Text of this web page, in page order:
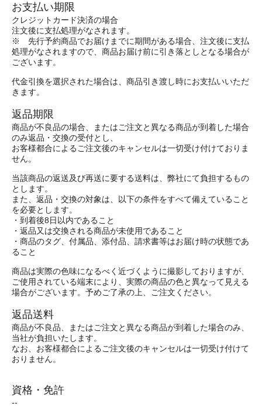
お支払い期限
クレジットカード決済の場合
注文後に支払処理がなされます。
※ 先行予約商品でお届けまでに期間がある場合、注文後に支払
処理がなされますので、商品お届け前に引き落としとなる場合が
ございます。
代金引換を選択された場合は、商品引き渡し時にお支払いいただ
きます。
返品期限
商品が不良品の場合、またはご注文と異なる商品が到着した場合
のみ返品・交換の受付とし、
お客様都合によるご注文後のキャンセルは一切受け付けておりま
せん。
当該商品の返送及び再送に要する送料は、弊社にて負担するもの
とします。
また、返品・交換の対象は、以下の条件をすべて備えていること
を必要とします。
・到着後8日以内であること
・返品又は交換される商品が未使用であること
・商品のタグ、付属品、添付品、請求書等はお届け時の状態であ
ること
商品は実際の色味になるべく近づくように撮影しておりますが、
ご使用されている端末により、実際の商品の色と異なって見える
場合がございます。予めご了承の上、ご注文ください。
返品送料
商品が不良品、またはご注文と異なる商品が到着した場合のみ、
当社が負担いたします。
なお、お客様都合によるご注文後のキャンセルは一切受け付けて
おりません。
資格・免許
--